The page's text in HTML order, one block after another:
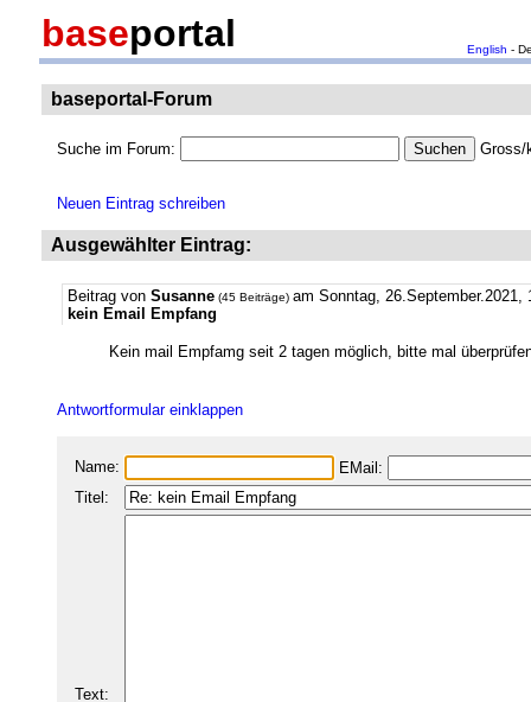
baseportal English -
baseportal-Forum
Suche im Forum: Gross/
Neuen Eintrag schreiben
Ausgewählter Eintrag:
Beitrag von Susanne (45 Beiträge) am Sonntag, 26.September.2021,
kein Email Empfang
Kein mail Empfamg seit 2 tagen möglich, bitte mal
Antwortformular einklappen
Name:
EMail:
Titel:
Text: